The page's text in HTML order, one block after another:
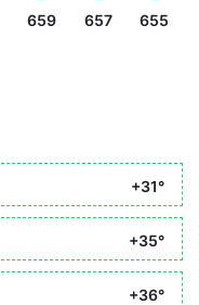
659 657 655
+31°
+35°
+36°